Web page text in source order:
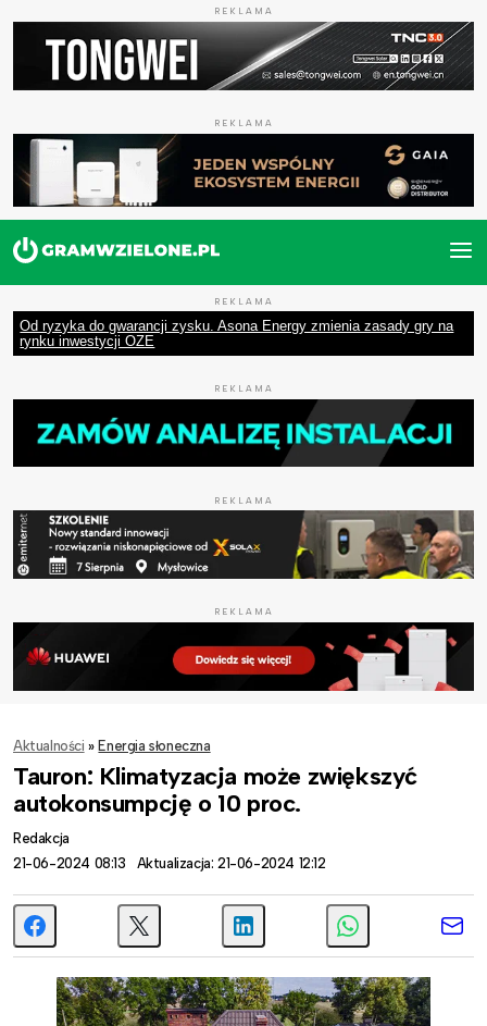
REKLAMA
REKLAMA
REKLAMA
Od ryzyka do gwarancji zysku. Asona Energy zmienia zasady gry na
rynku inwestycji OZE
REKLAMA
REKLAMA
REKLAMA
Aktualności » Energia słoneczna
Tauron: Klimatyzacja może zwiększyć
autokonsumpcję o 10 proc.
Redakcja
21-06-2024 08:13
Aktualizacja: 21-06-2024 12:12